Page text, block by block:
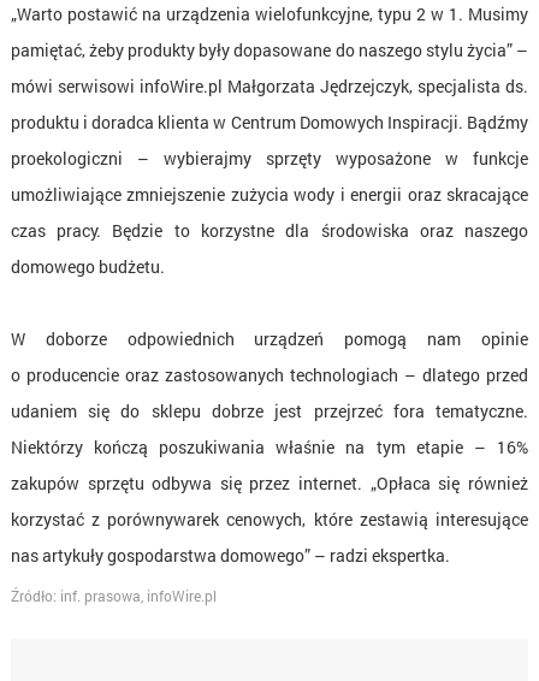
„Warto postawić na urządzenia wielofunkcyjne, typu 2 w 1. Musimy
pamiętać, żeby produkty były dopasowane do naszego stylu życia” –
mówi serwisowi infoWire.pl Małgorzata Jędrzejczyk, specjalista ds.
produktu i doradca klienta w Centrum Domowych Inspiracji. Bądźmy
proekologiczni – wybierajmy sprzęty wyposażone w funkcje
umożliwiające zmniejszenie zużycia wody i energii oraz skracające
czas pracy. Będzie to korzystne dla środowiska oraz naszego
domowego budżetu.
W doborze odpowiednich urządzeń pomogą nam opinie
o producencie oraz zastosowanych technologiach – dlatego przed
udaniem się do sklepu dobrze jest przejrzeć fora tematyczne.
Niektórzy kończą poszukiwania właśnie na tym etapie – 16%
zakupów sprzętu odbywa się przez internet. „Opłaca się również
korzystać z porównywarek cenowych, które zestawią interesujące
nas artykuły gospodarstwa domowego” – radzi ekspertka.
Źródło: inf. prasowa, infoWire.pl